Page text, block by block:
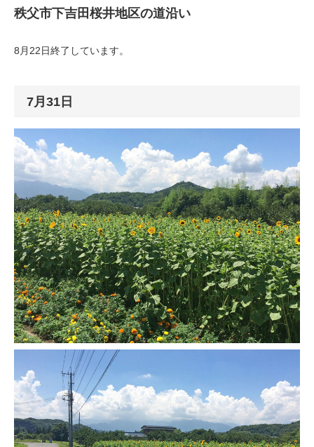
秩父市下吉田桜井地区の道沿い
8月22日終了しています。
7月31日